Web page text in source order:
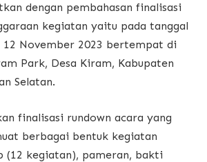
dengan pembahasan finalisasi
kegiatan yaitu pada tanggal
12 November 2023 bertempat di
Park, Desa Kiram, Kabupaten
Selatan.
finalisasi rundown acara yang
berbagai bentuk kegiatan
(12 kegiatan), pameran, bakti